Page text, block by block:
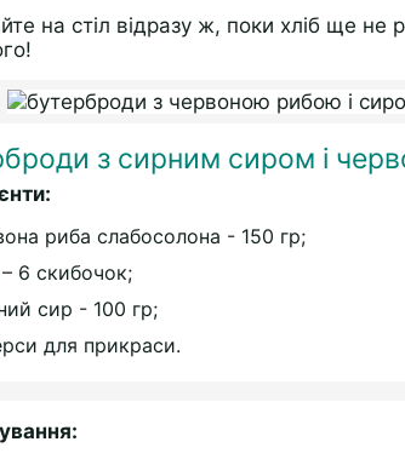
на стіл відразу ж, поки хліб ще не
з сирним сиром і
риба слабосолона - 150 гр;
– 6 скибочок;
сир - 100 гр;
для прикраси.